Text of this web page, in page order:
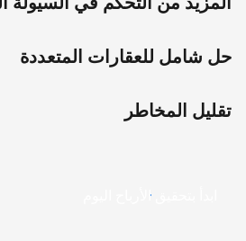
حل شامل للعقارات المتعددة
تقليل المخاطر
ابدأ بتحقيق الأرباح اليوم